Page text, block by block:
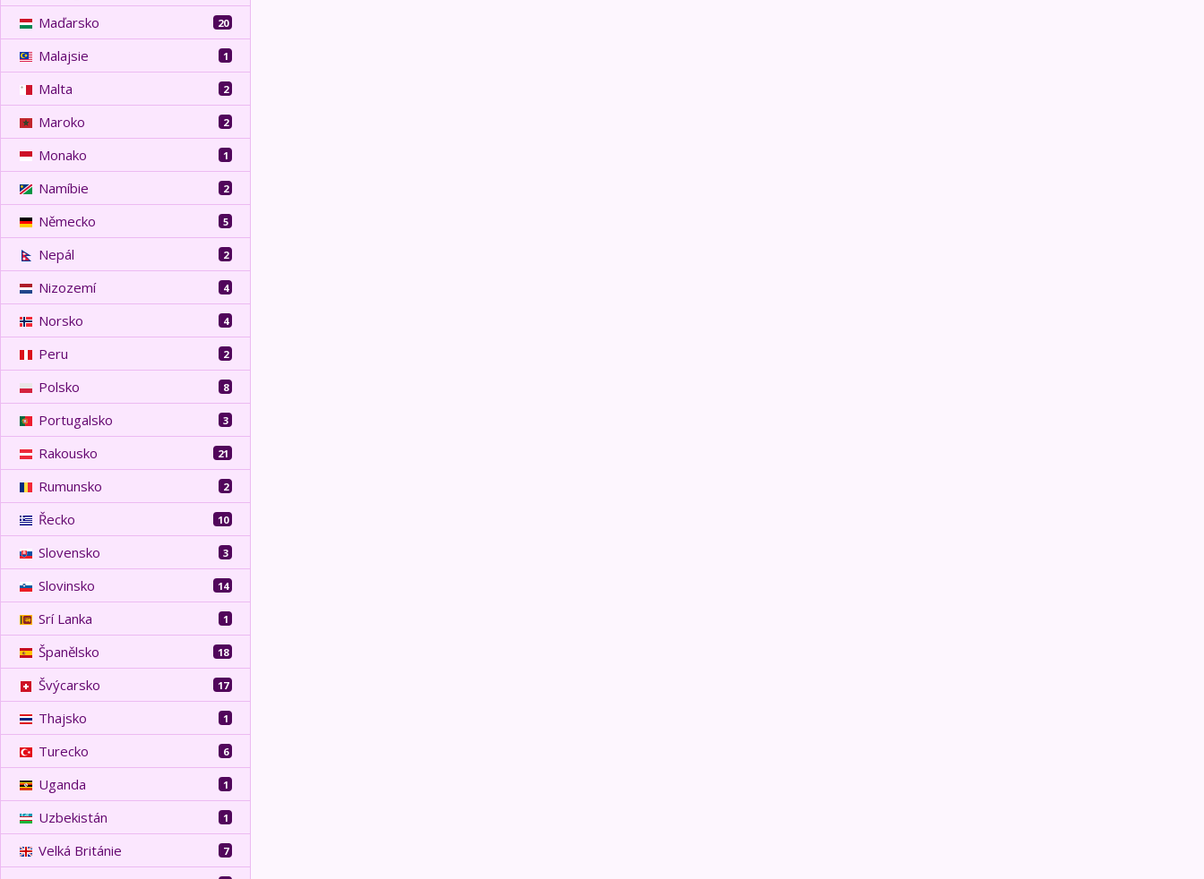
Maďarsko 20
Malajsie 1
Malta 2
Maroko 2
Monako 1
Namíbie 2
Německo 5
Nepál 2
Nizozemí 4
Norsko 4
Peru 2
Polsko 8
Portugalsko 3
Rakousko 21
Rumunsko 2
Řecko 10
Slovensko 3
Slovinsko 14
Srí Lanka 1
Španělsko 18
Švýcarsko 17
Thajsko 1
Turecko 6
Uganda 1
Uzbekistán 1
Velká Británie 7